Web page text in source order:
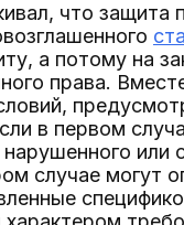
что защита
а потому на
права.
в первом
или
случае могут